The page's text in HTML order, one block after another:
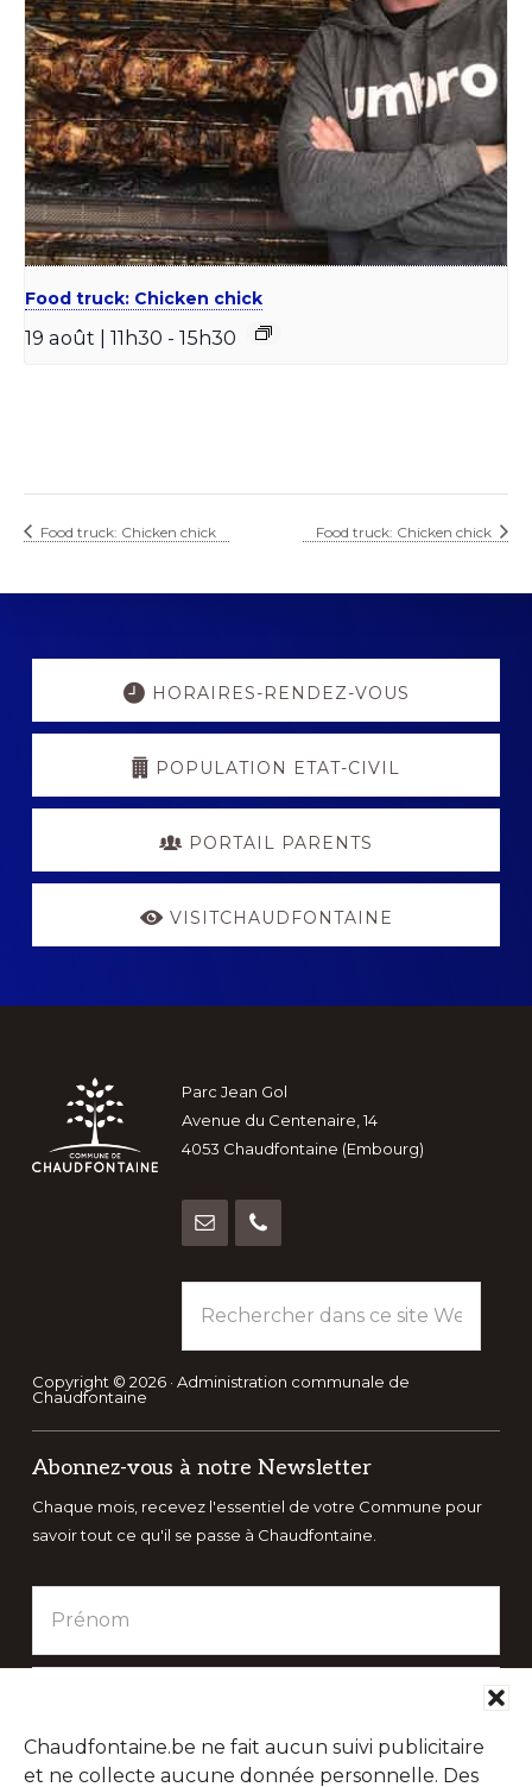
Chaudfontaine.be ne fait aucun suivi publicitaire
et ne collecte aucune donnée personnelle. Des
Food truck: Chicken chick
19 août | 11h30 - 15h30
Food truck: Chicken chick Food truck: Chicken chick
Explore
HORAIRES-RENDEZ-VOUS
POPULATION ETAT-CIVIL
PORTAIL PARENTS
VISITCHAUDFONTAINE
Footer
Parc Jean Gol
Avenue du Centenaire, 14
4053 Chaudfontaine (Embourg)
dans
ce
site
Copyright © 2026 · Administration communale de
Chaudfontaine
Abonnez-vous à notre Newsletter
Chaque mois, recevez l'essentiel de votre Commune pour
savoir tout ce qu'il se passe à Chaudfontaine.